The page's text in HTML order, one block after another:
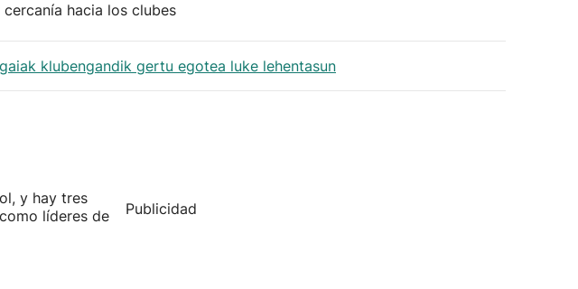
hacia los clubes
klubengandik gertu egotea luke lehentasun
y hay tres
líderes de
Publicidad